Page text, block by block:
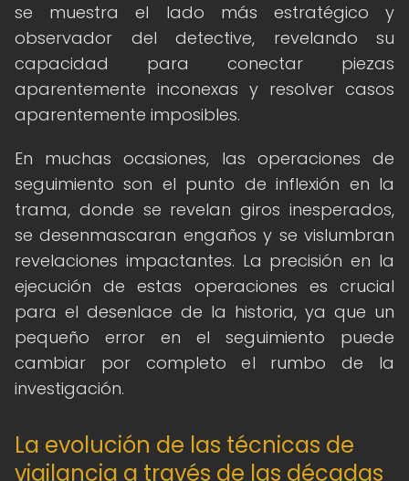
se muestra el lado más estratégico y
observador del detective, revelando su
capacidad para conectar piezas
aparentemente inconexas y resolver casos
aparentemente imposibles.
En muchas ocasiones, las operaciones de
seguimiento son el punto de inflexión en la
trama, donde se revelan giros inesperados,
se desenmascaran engaños y se vislumbran
revelaciones impactantes. La precisión en la
ejecución de estas operaciones es crucial
para el desenlace de la historia, ya que un
pequeño error en el seguimiento puede
cambiar por completo el rumbo de la
investigación.
La evolución de las técnicas de
vigilancia a través de las décadas